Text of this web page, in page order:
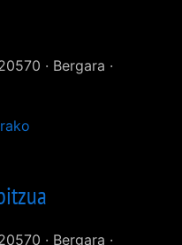
· Bergara ·
· Bergara ·